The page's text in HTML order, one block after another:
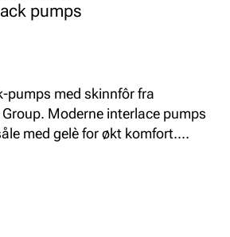
pumps
pumps med skinnfôr fra
Moderne interlace pumps
med gelè for økt komfort.
og en elegant og
at pumpsen sitter pent på